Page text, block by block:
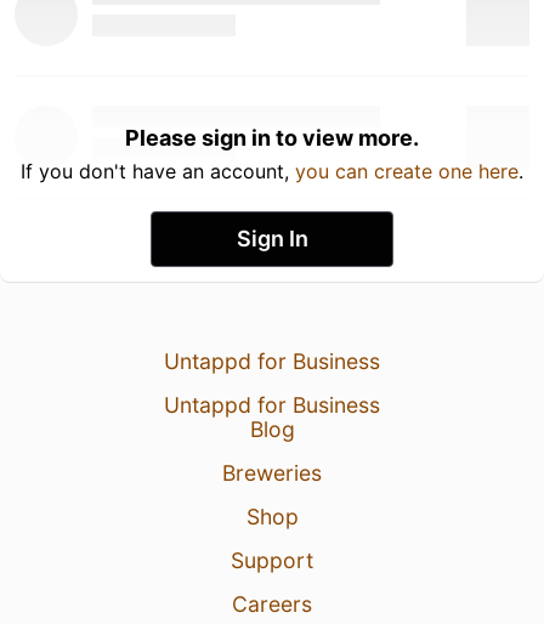
Please sign in to view more.
If you don't have an account, you can create one here.
Sign In
Untappd for Business
Untappd for Business
Blog
Breweries
Shop
Support
Careers